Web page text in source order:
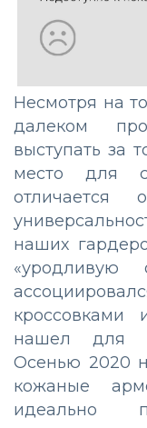
Несмотря на
далеком
выступать за
место для
отличается
наших
«уродливую
кроссовками
нашел для
Осенью 2020
кожаные
идеально